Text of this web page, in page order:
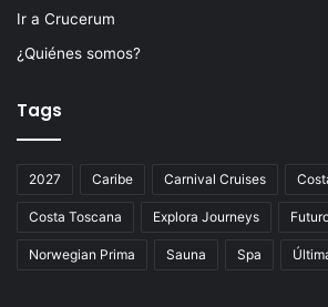
Ir a Crucerum
¿Quiénes somos?
Tags
2027 Caribe Carnival Cruises
Costa Toscana Explora Journeys
Norwegian Prima Sauna Spa